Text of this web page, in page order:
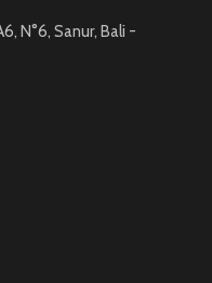
N°6, Sanur, Bali -